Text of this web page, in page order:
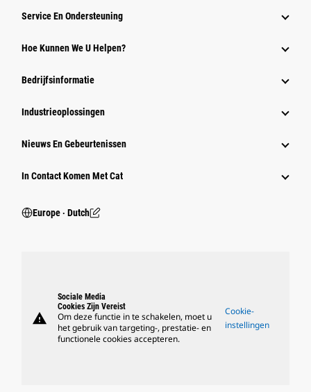
Service En Ondersteuning
Hoe Kunnen We U Helpen?
Bedrijfsinformatie
Industrieoplossingen
Nieuws En Gebeurtenissen
In Contact Komen Met Cat
Europe ‧ Dutch
warning
Sociale Media
Cookies Zijn Vereist
Om deze functie in te schakelen, moet u
het gebruik van targeting-, prestatie- en
functionele cookies accepteren.
Cookie-
instellingen